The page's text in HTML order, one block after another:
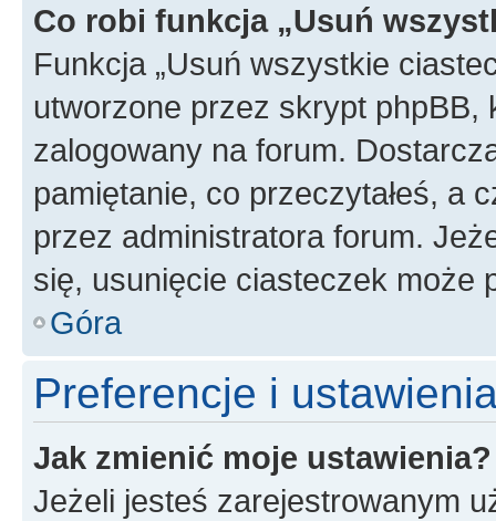
Co robi funkcja „Usuń
Funkcja „Usuń wszystkie
utworzone przez skrypt
zalogowany na forum.
pamiętanie, co przeczytałeś, a
przez administratora forum.
się, usunięcie ciasteczek może
Góra
Preferencje i
Jak zmienić moje ustawienia?
Jeżeli jesteś zarejestrowanym